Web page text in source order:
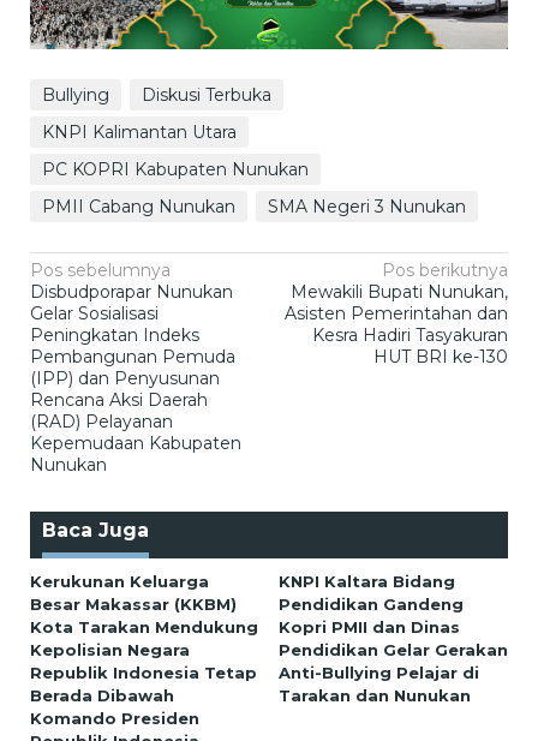
Bullying
Diskusi Terbuka
KNPI Kalimantan Utara
PC KOPRI Kabupaten Nunukan
PMII Cabang Nunukan
SMA Negeri 3 Nunukan
Navigasi
pos
Pos sebelumnya
Disbudporapar Nunukan
Gelar Sosialisasi
Peningkatan Indeks
Pembangunan Pemuda
(IPP) dan Penyusunan
Rencana Aksi Daerah
(RAD) Pelayanan
Kepemudaan Kabupaten
Nunukan
Pos berikutnya
Mewakili Bupati Nunukan,
Asisten Pemerintahan dan
Kesra Hadiri Tasyakuran
HUT BRI ke-130
Baca Juga
Kerukunan Keluarga
Besar Makassar (KKBM)
Kota Tarakan Mendukung
Kepolisian Negara
Republik Indonesia Tetap
Berada Dibawah
Komando Presiden
KNPI Kaltara Bidang
Pendidikan Gandeng
Kopri PMII dan Dinas
Pendidikan Gelar Gerakan
Anti-Bullying Pelajar di
Tarakan dan Nunukan